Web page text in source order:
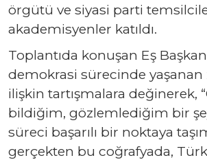
örgütü ve siyasi parti
akademisyenler katıldı.
Toplantıda konuşan Eş
demokrasi sürecinde yaşanan
ilişkin tartışmalara değinerek,
bildiğim, gözlemlediğim bir
süreci başarılı bir noktaya
gerçekten bu coğrafyada,